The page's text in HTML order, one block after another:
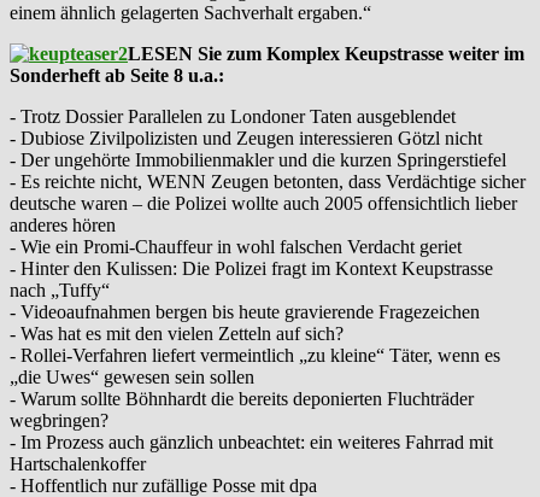
einem ähnlich gelagerten Sachverhalt ergaben.“
LESEN Sie zum Komplex Keupstrasse weiter im
Sonderheft ab Seite 8 u.a.:
- Trotz Dossier Parallelen zu Londoner Taten ausgeblendet
- Dubiose Zivilpolizisten und Zeugen interessieren Götzl nicht
- Der ungehörte Immobilienmakler und die kurzen Springerstiefel
- Es reichte nicht, WENN Zeugen betonten, dass Verdächtige sicher
deutsche waren – die Polizei wollte auch 2005 offensichtlich lieber
anderes hören
- Wie ein Promi-Chauffeur in wohl falschen Verdacht geriet
- Hinter den Kulissen: Die Polizei fragt im Kontext Keupstrasse
nach „Tuffy“
- Videoaufnahmen bergen bis heute gravierende Fragezeichen
- Was hat es mit den vielen Zetteln auf sich?
- Rollei-Verfahren liefert vermeintlich „zu kleine“ Täter, wenn es
„die Uwes“ gewesen sein sollen
- Warum sollte Böhnhardt die bereits deponierten Fluchträder
wegbringen?
- Im Prozess auch gänzlich unbeachtet: ein weiteres Fahrrad mit
Hartschalenkoffer
- Hoffentlich nur zufällige Posse mit dpa